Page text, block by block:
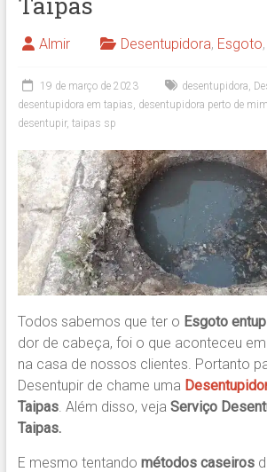
Almir Desentupidora, Esgoto,
19 de março de 2023 desentupidora,
desentupidora em tapias, desentupidora perto de mim
desentupir, taipas sp
Todos sabemos que ter o Esgoto
dor de cabeça, foi o que aconteceu em
na casa de nossos clientes. Portanto
Desentupir de chame uma
Taipas. Além disso, veja Serviço
Taipas.
E mesmo tentando métodos caseiros